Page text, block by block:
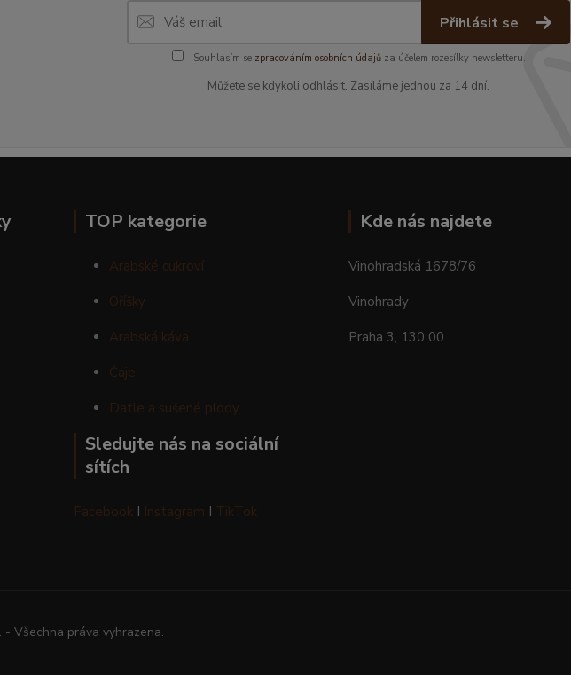
Přihlásit se
Souhlasím se zpracováním osobních údajůza účelem rozesílky newsletteru.
Můžete se kdykoli odhlásit. Zasíláme jednou za 14 dní.
TOP kategorie
Arabské cukroví
Oříšky
Arabská káva
Čaje
Datle a sušené plody
Sledujte nás na sociální
sítích
Facebook I Instagram I TikTok
Kde nás najdete
Vinohradská 1678/76
Vinohrady
Praha 3, 130 00
Všechna práva vyhrazena.